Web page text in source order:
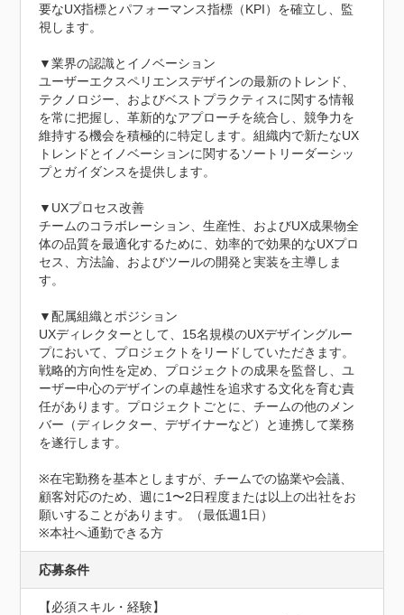
要なUX指標とパフォーマンス指標（KPI）を確立し、監
視します。
▼業界の認識とイノベーション
ユーザーエクスペリエンスデザインの最新のトレンド、
テクノロジー、およびベストプラクティスに関する情報
を常に把握し、革新的なアプローチを統合し、競争力を
維持する機会を積極的に特定します。組織内で新たなUX
トレンドとイノベーションに関するソートリーダーシッ
プとガイダンスを提供します。
▼UXプロセス改善
チームのコラボレーション、生産性、およびUX成果物全
体の品質を最適化するために、効率的で効果的なUXプロ
セス、方法論、およびツールの開発と実装を主導しま
す。
▼配属組織とポジション
UXディレクターとして、15名規模のUXデザイングルー
プにおいて、プロジェクトをリードしていただきます。
戦略的方向性を定め、プロジェクトの成果を監督し、ユ
ーザー中心のデザインの卓越性を追求する文化を育む責
任があります。プロジェクトごとに、チームの他のメン
バー（ディレクター、デザイナーなど）と連携して業務
を遂行します。
※在宅勤務を基本としますが、チームでの協業や会議、
顧客対応のため、週に1〜2日程度または以上の出社をお
願いすることがあります。（最低週1日）
※本社へ通勤できる方
応募条件
【必須スキル・経験】